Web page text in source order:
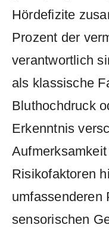
Hördefizite
Prozent der
verantwortlich
als klassische
Bluthochdruck
Erkenntnis
Risikofaktoren
umfassenderen
sensorischen